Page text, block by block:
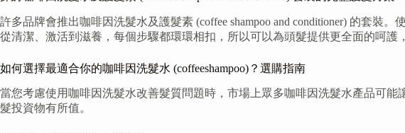
許多品牌會推出咖啡因洗髮水及護髮素 (coffee shampoo and conditioner) 的套裝
從清潔、激活到滋養，每個步驟都環環相扣，所以可以為頭髮提供更全面的呵護
如何選擇最適合你的咖啡因洗髮水 (coffeeshampoo)？選購指南
當您考慮使用咖啡因洗髮水改善髮質問題時，市場上眾多咖啡因洗髮水產品可
髮投資物有所值。